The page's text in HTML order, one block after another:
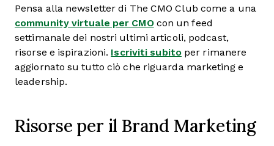
Pensa alla newsletter di The CMO Club come a una
community virtuale per CMOcon un feed
settimanale dei nostri ultimi articoli, podcast,
risorse e ispirazioni. Iscriviti subitoper rimanere
aggiornato su tutto ciò che riguarda marketing e
leadership.
Risorse per il Brand Marketing